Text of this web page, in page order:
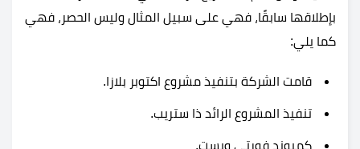
بإطلاقها سابقًا، فهي على سبيل المثال وليس الحصر، فهي
كما يلي:
قامت الشركة بتنفيذ مشروع اكتوبر بلازا.
تنفيذ المشروع الرائد ذا ستريب.
كمبوند فورتي ويست.